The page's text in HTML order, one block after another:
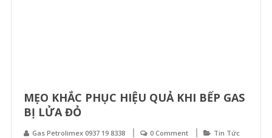
MẸO KHẮC PHỤC HIỆU QUẢ KHI BẾP GAS
BỊ LỬA ĐỎ
Gas Petrolimex 0937 19 8338 0 Comment Tin Tức